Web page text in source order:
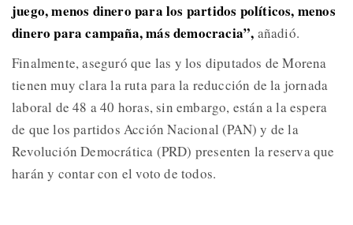
juego, menos dinero para los partidos políticos, menos
dinero para campaña, más democracia”, añadió.
Finalmente, aseguró que las y los diputados de Morena
tienen muy clara la ruta para la reducción de la jornada
laboral de 48 a 40 horas, sin embargo, están a la espera
de que los partidos Acción Nacional (PAN) y de la
Revolución Democrática (PRD) presenten la reserva que
harán y contar con el voto de todos.